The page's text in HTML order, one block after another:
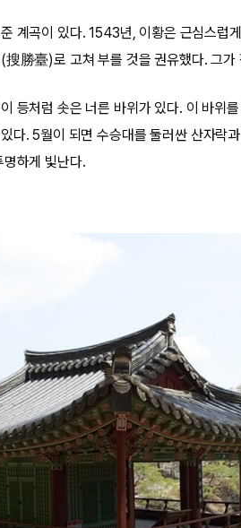
계곡이 있다. 1543년, 이황은 근심스
搜勝臺)로 고쳐 부를 것을 권유했다. 그
등처럼 솟은 너른 바위가 있다. 이 바위
다. 5월이 되면 수승대를 둘러싼 산자락
하게 빛난다.